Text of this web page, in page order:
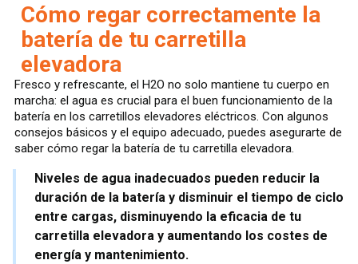
Cómo regar correctamente la
batería de tu carretilla
elevadora
Fresco y refrescante, el H2O no solo mantiene tu cuerpo en
marcha: el agua es crucial para el buen funcionamiento de la
batería en los carretillos elevadores eléctricos. Con algunos
consejos básicos y el equipo adecuado, puedes asegurarte de
saber cómo regar la batería de tu carretilla elevadora.
Niveles de agua inadecuados pueden reducir la
duración de la batería y disminuir el tiempo de ciclo
entre cargas, disminuyendo la eficacia de tu
carretilla elevadora y aumentando los costes de
energía y mantenimiento.